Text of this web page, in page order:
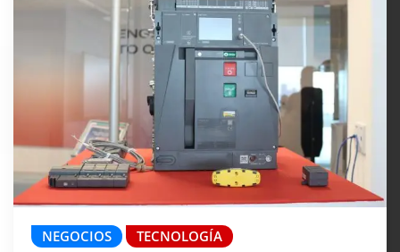
NEGOCIOS TECNOLOGÍA